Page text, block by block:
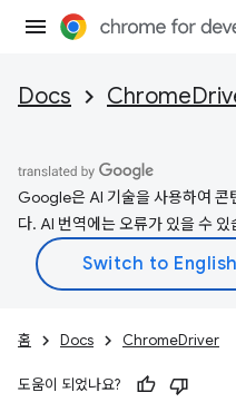
Docs
Google은 AI 기술을 사용하여 콘
다. AI 번역에는 오류가 있을 수 있
홈 Docs ChromeDriver
도움이 되었나요?